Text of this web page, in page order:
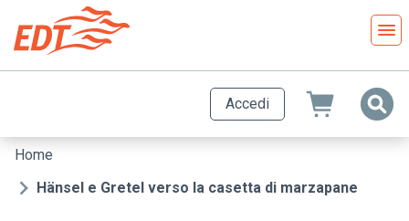
contenuto
principale
Accedi
Briciole
di
Home
Hänsel e Gretel verso la casetta di marzapane